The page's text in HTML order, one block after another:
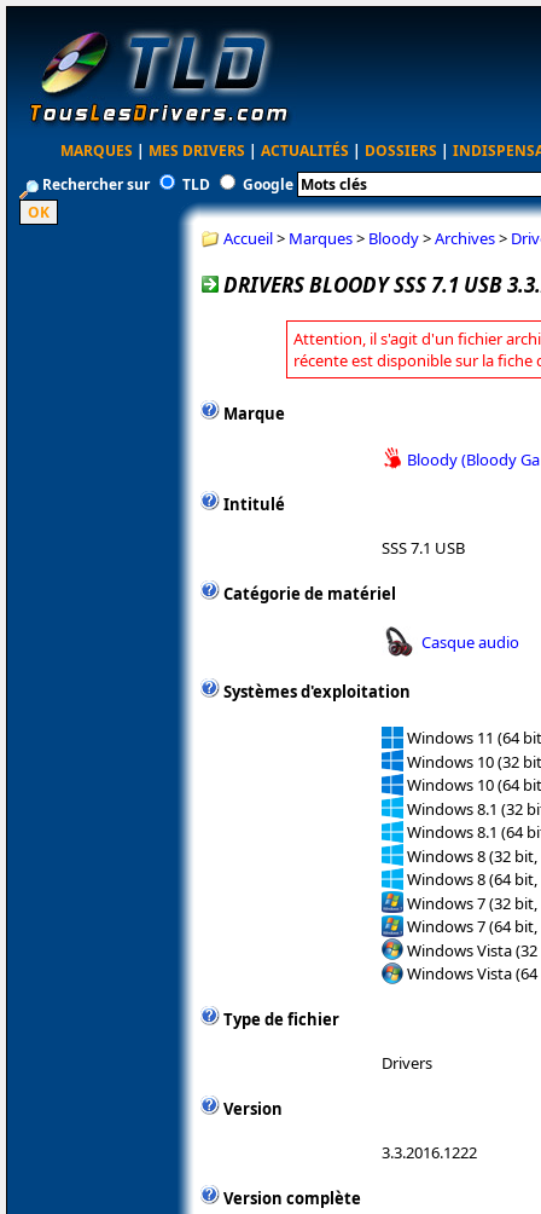
MARQUES | MES DRIVERS | ACTUALITÉS | DOSSIERS |
Rechercher sur
TLD Google
Accueil> Marques> Bloody>Archives>
DRIVERS BLOODY SSS 7.1 USB
Attention, il s'agit d'un fichier
récente est disponible sur la fiche
Marque
Bloody (Bloody
Intitulé
SSS 7.1 USB
Catégorie de matériel
Casque audio
Systèmes d'exploitation
Windows 11 (64
Windows 10 (32
Windows 10 (64
Windows 8.1 (32
Windows 8.1 (64
Windows 8 (32 bit,
Windows 8 (64 bit,
Windows 7 (32 bit,
Windows 7 (64 bit,
Windows Vista
Windows Vista
Type de fichier
Drivers
Version
3.3.2016.1222
Version complète